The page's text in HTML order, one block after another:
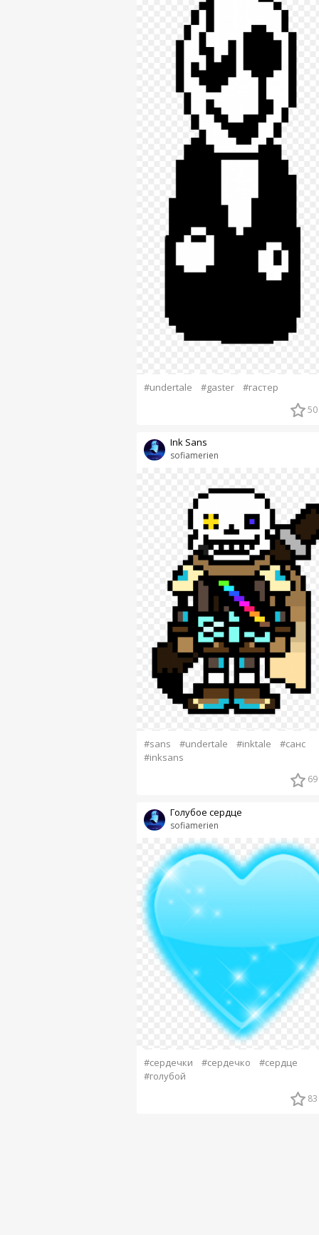
#undertale #gaster #гастер
50
sofiamerien
Ink Sans
#sans #undertale #inktale
#санс
#inksans
69
sofiamerien
Голубое сердце
#сердечки #сердечко
#сердце
#голубой
83